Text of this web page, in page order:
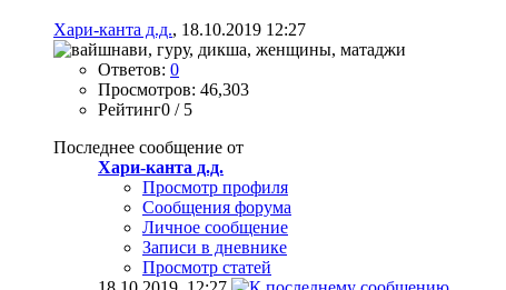
Хари-канта д.д., 18.10.2019 12:27
Ответов: 0
Просмотров: 46,303
Рейтинг0 / 5
Последнее сообщение от
Хари-канта д.д.
Просмотр профиля
Сообщения форума
Личное сообщение
Записи в дневнике
Просмотр статей